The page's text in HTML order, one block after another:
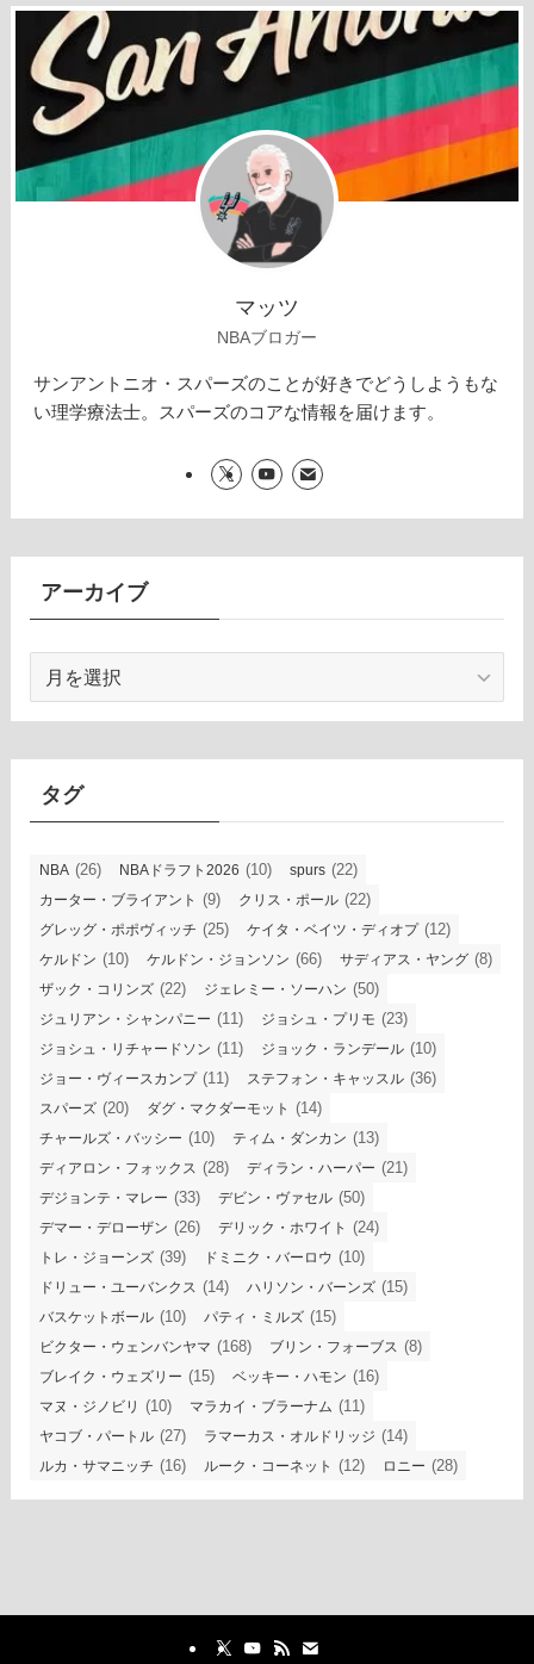
マッツ
NBAブロガー
サンアントニオ・スパーズのことが好きでどうしようもな
い理学療法士。スパーズのコアな情報を届けます。
アーカイブ
カ
イ
タグ
NBA (26) NBAドラフト2026 (10) spurs (22)
カーター・ブライアント (9) クリス・ポール (22)
グレッグ・ポポヴィッチ (25) ケイタ・ベイツ・ディオプ(12)
ケルドン (10) ケルドン・ジョンソン (66) サディアス・ヤング (8)
ザック・コリンズ (22) ジェレミー・ソーハン (50)
ジュリアン・シャンパニー (11) ジョシュ・プリモ (23)
ジョシュ・リチャードソン (11) ジョック・ランデール (10)
ジョー・ヴィースカンプ(11) ステフォン・キャッスル (36)
スパーズ (20) ダグ・マクダーモット (14)
チャールズ・バッシー (10) ティム・ダンカン (13)
ディアロン・フォックス (28) ディラン・ハーパー (21)
デジョンテ・マレー (33) デビン・ヴァセル (50)
デマー・デローザン (26) デリック・ホワイト (24)
トレ・ジョーンズ (39) ドミニク・バーロウ (10)
ドリュー・ユーバンクス (14) ハリソン・バーンズ (15)
バスケットボール (10) パティ・ミルズ (15)
ビクター・ウェンバンヤマ (168) ブリン・フォーブス (8)
ブレイク・ウェズリー (15) ベッキー・ハモン (16)
マヌ・ジノビリ (10) マラカイ・ブラーナム (11)
ヤコブ・パートル (27) ラマーカス・オルドリッジ (14)
ルカ・サマニッチ (16) ルーク・コーネット (12) ロニー (28)